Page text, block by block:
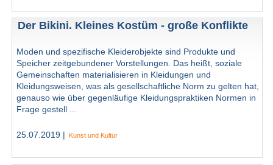
Der Bikini. Kleines Kostüm - große Konflikte
Moden und spezifische Kleiderobjekte sind Produkte und
Speicher zeitgebundener Vorstellungen. Das heißt, soziale
Gemeinschaften materialisieren in Kleidungen und
Kleidungsweisen, was als gesellschaftliche Norm zu gelten hat,
genauso wie über gegenläufige Kleidungspraktiken Normen in
Frage gestell ...
25.07.2019 | Kunst und Kultur